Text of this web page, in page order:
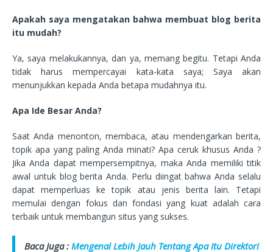
Apakah saya mengatakan bahwa membuat blog berita
itu mudah?
Ya, saya melakukannya, dan ya, memang begitu. Tetapi Anda
tidak harus mempercayai kata-kata saya; Saya akan
menunjukkan kepada Anda betapa mudahnya itu.
Apa Ide Besar Anda?
Saat Anda menonton, membaca, atau mendengarkan berita,
topik apa yang paling Anda minati? Apa ceruk khusus Anda ?
Jika Anda dapat mempersempitnya, maka Anda memiliki titik
awal untuk blog berita Anda. Perlu diingat bahwa Anda selalu
dapat memperluas ke topik atau jenis berita lain. Tetapi
memulai dengan fokus dan fondasi yang kuat adalah cara
terbaik untuk membangun situs yang sukses.
Baca Juga : Mengenal Lebih Jauh Tentang Apa Itu Direktori